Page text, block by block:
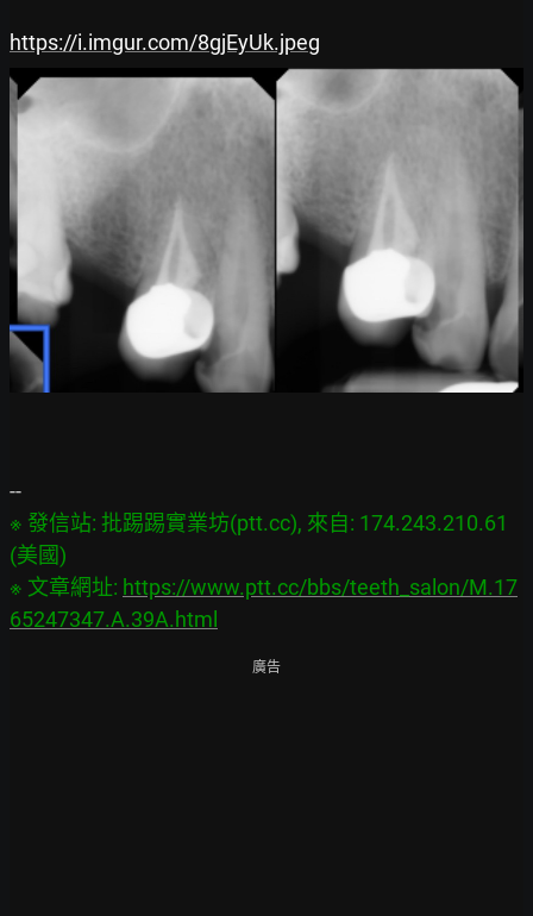
https://i.imgur.com/8gjEyUk.jpeg
※ 發信站: 批踢踢實業坊(ptt.cc), 來自: 174.243.210.61
(美國)
※ 文章網址: https://www.ptt.cc/bbs/teeth_salon/M.17
65247347.A.39A.html
廣告